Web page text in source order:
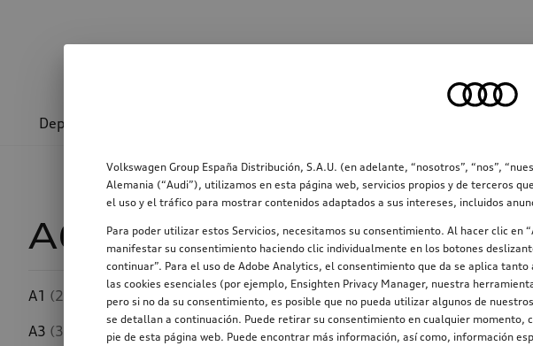
Entrada de
Deporte y diseño
A6 Limousine TFSI e
A1 (250)
A3 (346)
Ancho del neumático Apto para
Volkswagen Group España Distribución, S.A.U. (en adelante, “nosotros”, “nos”,
Alemania (“Audi”), utilizamos en esta página web, servicios propios y de terceros
el uso y el tráfico para mostrar contenidos adaptados a sus intereses, incluidos
Para poder utilizar estos Servicios, necesitamos su consentimiento. Al hacer clic
manifestar su consentimiento haciendo clic individualmente en los botones
continuar”. Para el uso de Adobe Analytics, el consentimiento que da se aplica
las cookies esenciales (por ejemplo, Ensighten Privacy Manager, nuestra
pero si no da su consentimiento, es posible que no pueda utilizar algunos de
se detallan a continuación. Puede retirar su consentimiento en cualquier
pie de esta página web. Puede encontrar más información, así como, información